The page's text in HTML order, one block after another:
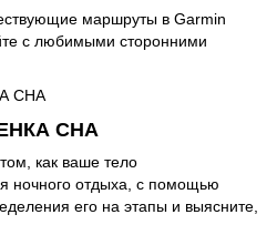
маршруты в Garmin
с любимыми сторонними
СНА
как ваше тело
ночного отдыха, с помощью
его на этапы и выясните,